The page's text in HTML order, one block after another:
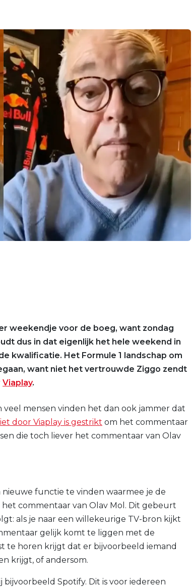
weekendje voor de boeg, want zondag
dus in dat eigenlijk het hele weekend in
kwalificatie. Het Formule 1 landschap om
want niet het vertrouwde Ziggo zendt
Viaplay.
veel mensen vinden het dan ook jammer dat
door Viaplay is gestrikt om het commentaar
die toch liever het commentaar van Olav
nieuwe functie te vinden waarmee je de
commentaar van Olav Mol. Dit gebeurt
als je naar een willekeurige TV-bron kijkt
gelijk komt te liggen met de
te horen krijgt dat er bijvoorbeeld iemand
krijgt, of andersom.
Spotify. Dit is voor iedereen